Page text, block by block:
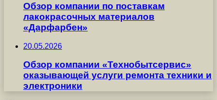
Обзор компании по поставкам
лакокрасочных материалов
«Дарфарбен»
20.05.2026
Обзор компании «Технобытсервис»
оказывающей услуги ремонта техники и
электроники